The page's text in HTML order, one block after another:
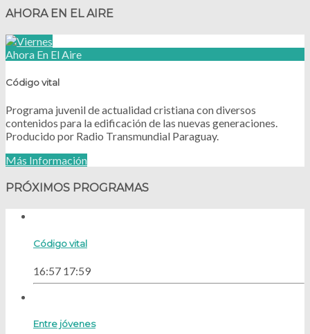
AHORA EN EL AIRE
Ahora En El Aire
Código vital
Programa juvenil de actualidad cristiana con diversos
contenidos para la edificación de las nuevas generaciones.
Producido por Radio Transmundial Paraguay.
Más Información
PRÓXIMOS PROGRAMAS
Código vital
16:57 17:59
Entre jóvenes